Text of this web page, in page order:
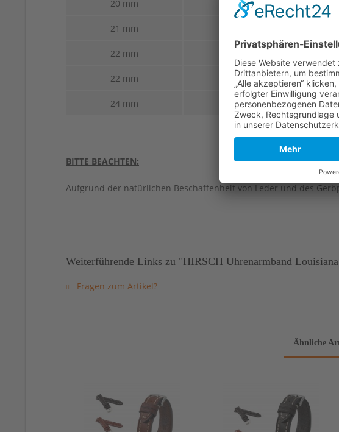
20 mm 18 mm
21 mm
22 mm
22 mm 20 mm
24 mm 20 mm
BITTE BEACHTEN:
Aufgrund der natürlichen Beschaffenheit von Leder und des
Weiterführende Links zu "HIRSCH Uhrenarmband
Fragen zum Artikel?
Ähnliche